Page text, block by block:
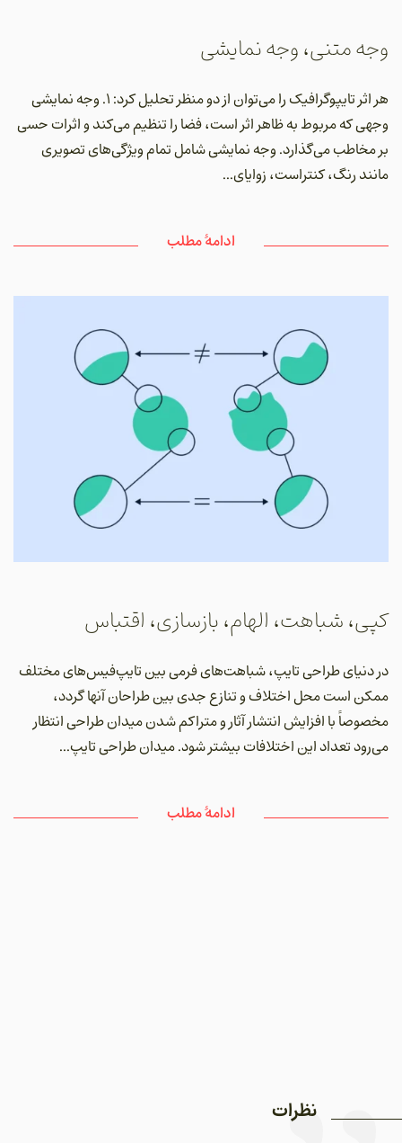
وجه متنی، وجه نمایشی
هر اثر تایپوگرافیک را می‌توان از دو منظر تحلیل کرد: ۱. وجه نمایشی
وجهی که مربوط به ظاهر اثر است، فضا را تنظیم می‌کند و اثرات حسی
بر مخاطب می‌گذارد. وجه نمایشی شامل تمام ویژگی‌های تصویری
مانند رنگ، کنتراست، زوایای...
ادامۀ مطلب
کپی، شباهت، الهام، بازسازی، اقتباس
در دنیای طراحی تایپ، شباهت‌های فرمی بین تایپ‌فیس‌های مختلف
ممکن است محل اختلاف و تنازع جدی بین طراحان آنها گردد،
مخصوصاً با افزایش انتشار آثار و متراکم شدن میدان طراحی انتظار
می‌رود تعداد این اختلافات بیشتر شود. میدان طراحی تایپ...
ادامۀ مطلب
نظرات